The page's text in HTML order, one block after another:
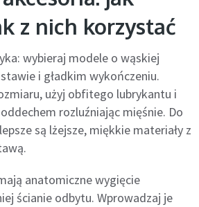
z nich korzystać
wybieraj modele o wąskiej
i gładkim wykończeniu.
użyj obfitego lubrykantu i
rozluźniając mięśnie. Do
są lżejsze, miękkie materiały z
anatomiczne wygięcie
ścianie odbytu. Wprowadzaj je